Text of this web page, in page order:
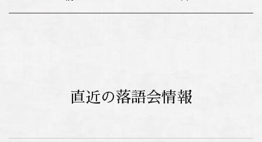
直近の落語会情報